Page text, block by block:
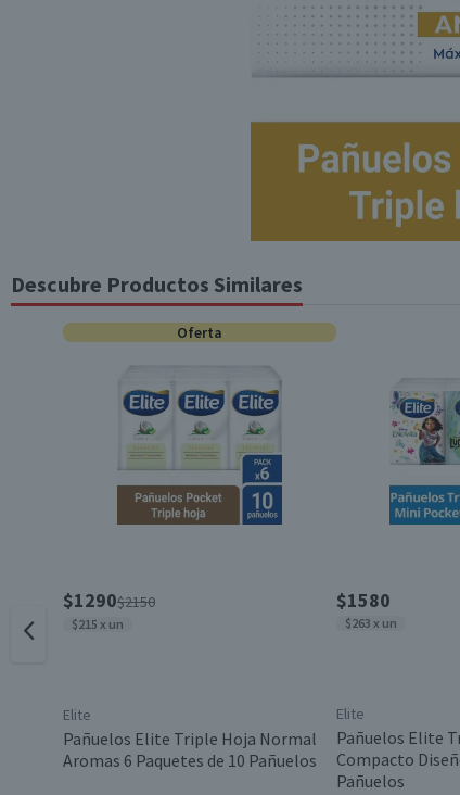
Descubre Productos Similares
Oferta
$1290$2150
$215 x un
Elite
Pañuelos Elite Triple Hoja Normal
Aromas 6 Paquetes de 10 Pañuelos
$1580
$263 x un
Elite
Pañuelos Elite
Compacto
Pañuelos